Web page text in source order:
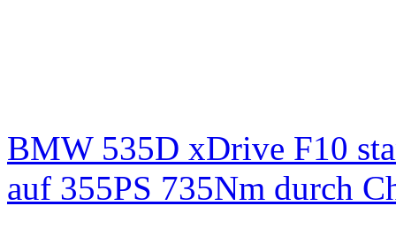
BMW 535D xDrive F10
auf 355PS 735Nm durch